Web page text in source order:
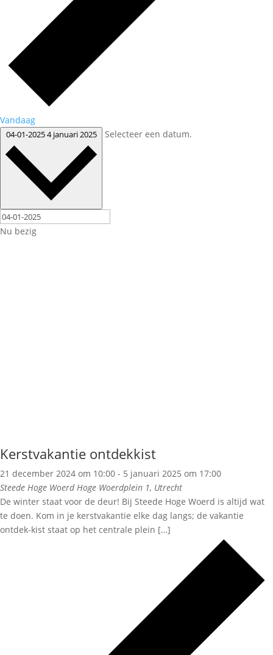
Vandaag
04-01-20254 januari 2025 Selecteer een datum.
Nu bezig
Kerstvakantie ontdekkist
21 december 2024 om 10:00 - 5 januari 2025 om 17:00
Steede Hoge Woerd Hoge Woerdplein 1, Utrecht
De winter staat voor de deur! Bij Steede Hoge Woerd is altijd wat
te doen. Kom in je kerstvakantie elke dag langs; de vakantie
ontdek-kist staat op het centrale plein […]